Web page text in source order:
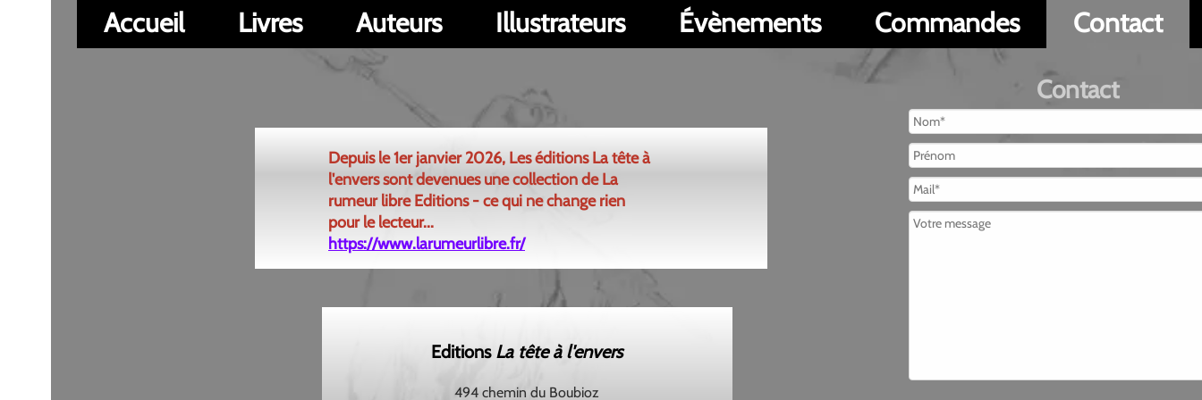
Accueil Livres Auteurs Illustrateurs Évènements Commandes Contact
Contact
Depuis le 1er janvier 2026, Les éditions La tête à
l'envers sont devenues une collection de La
rumeur libre Editions - ce qui ne change rien
pour le lecteur...
https://www.larumeurlibre.fr/
EditionsLa tête à l'envers
494 chemin du Boubioz